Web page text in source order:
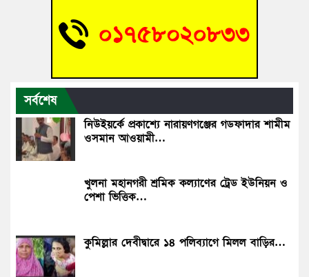
সর্বশেষ
নিউইয়র্কে প্রকাশ্যে নারায়ণগঞ্জের গডফাদার শামীম
ওসমান আওয়ামী…
খুলনা মহানগরী শ্রমিক কল্যাণের ট্রেড ইউনিয়ন ও
পেশা ভিত্তিক…
কুমিল্লার দেবীদ্বারে ১৪ পলিব‍্যাগে মিলল বাড়ির…